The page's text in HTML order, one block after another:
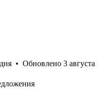
• Обновлено 3 августа